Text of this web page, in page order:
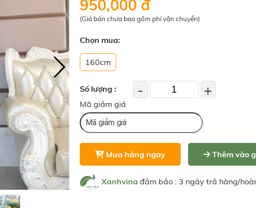
950,000 đ
(Giá bán chưa bao gồm phí vận chuyển)
Chọn mua:
160cm
Số lượng : - +
Mã giảm giá
Mua hàng ngay Thêm vào
Xanhvina đảm bảo : 3 ngày trả hàng/